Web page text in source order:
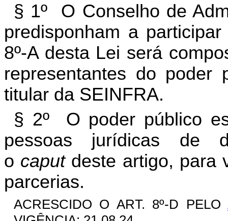
§ 1º O Conselho de
predisponham a
8º-A desta Lei será
representantes do poder
titular da SEINFRA.
§ 2º O poder público
pessoas jurídicas de
o caputdeste artigo, para
parcerias.
ACRESCIDO O ART. 8º-D PELO